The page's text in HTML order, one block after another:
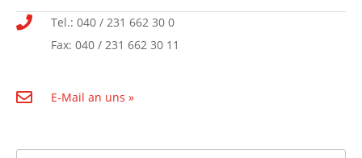
Tel.: 040 / 231 662 30 0
Fax: 040 / 231 662 30 11
E-Mail an uns »